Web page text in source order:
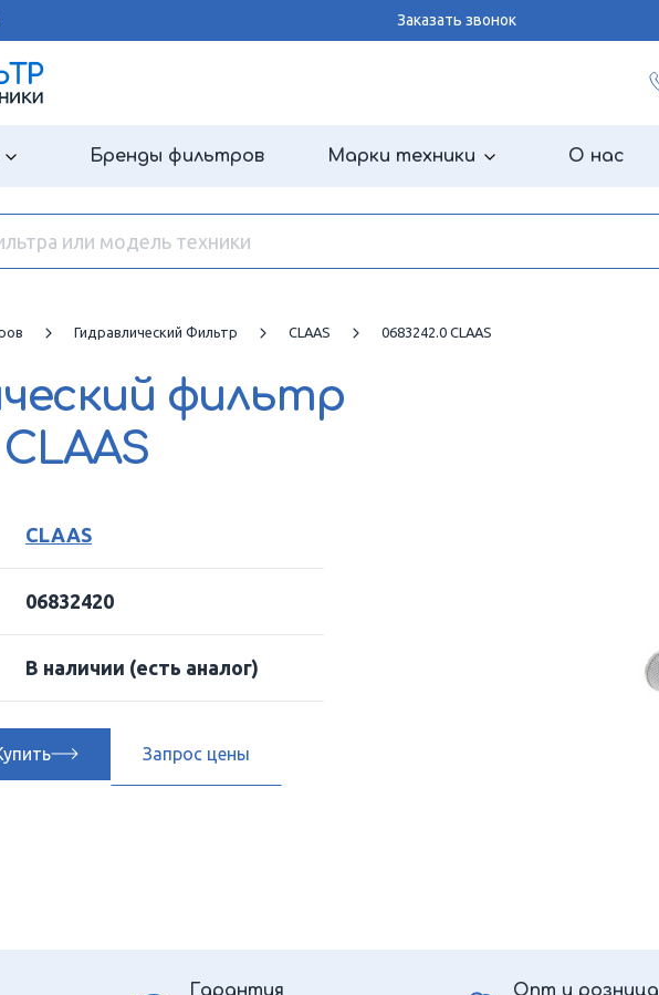
Заказать звонок
Бренды фильтров Марки техники О нас
Гидравлический Фильтр CLAAS 0683242.0 CLAAS
фильтр
CLAAS
06832420
В наличии (есть аналог)
Запрос цены
Гарантия Опт и розница